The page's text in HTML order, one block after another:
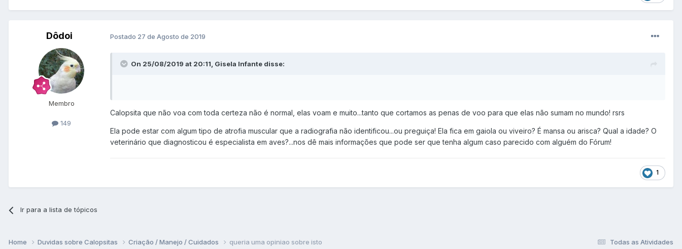
Dôdoi
Membro
149
Postado 27 de Agosto de 2019
On 25/08/2019 at 20:11, Gisela Infante disse:
Calopsita que não voa com toda certeza não é normal, elas voam e muito...tanto que cortamos as penas de voo para que elas não sumam no mundo! rsrs
Ela pode estar com algum tipo de atrofia muscular que a radiografia não identificou...ou preguiça! Ela fica em gaiola ou viveiro? É mansa ou arisca? Qual a idade? O
veterinário que diagnosticou é especialista em aves?...nos dê mais informações que pode ser que tenha algum caso parecido com alguém do Fórum!
1
Ir para a lista de tópicos
Todas as Atividades
Home Duvidas sobre Calopsitas Criação / Manejo / Cuidados queria uma opiniao sobre isto